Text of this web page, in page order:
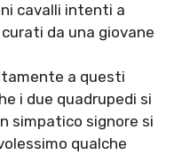
cavalli intenti a
da una giovane
a questi
i due quadrupedi si
simpatico signore si
qualche